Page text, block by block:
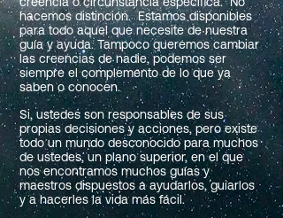
hacemos distinción. Estamos disponibles
para todo aquel que necesite de nuestra
guía y ayuda. Tampoco queremos cambiar
las creencias de nadie, podemos ser
siempre el complemento de lo que ya
saben o conocen.
Si, ustedes son responsables de sus
propias decisiones y acciones, pero existe
todo un mundo desconocido para muchos
de ustedes, un plano superior, en el que
nos encontramos muchos guías y
maestros dispuestos a ayudarlos, guiarlos
y a hacerles la vida más fácil.